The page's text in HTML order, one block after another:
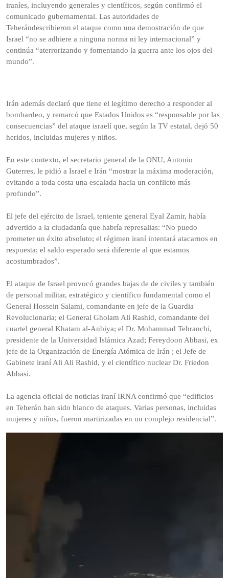
iraníes, incluyendo generales y científicos, según confirmó el
comunicado gubernamental. Las autoridades de
Teherándescribieron el ataque como una demostración de que
Israel “no se adhiere a ninguna norma ni ley internacional” y
continúa “aterrorizando y fomentando la guerra ante los ojos del
mundo”.
Irán además declaró que tiene el legítimo derecho a responder al
bombardeo, y remarcó que Estados Unidos es “responsable por las
consecuencias” del ataque israelí que, según la TV estatal, dejó 50
heridos, incluidas mujeres y niños.
En este contexto, el secretario general de la ONU, Antonio
Guterres, le pidió a Israel e Irán “mostrar la máxima moderación,
evitando a toda costa una escalada hacia un conflicto más
profundo”.
El jefe del ejército de Israel, teniente general Eyal Zamir, había
advertido a la ciudadanía que habría represalias: “No puedo
prometer un éxito absoluto; el régimen iraní intentará atacarnos en
respuesta; el saldo esperado será diferente al que estamos
acostumbrados”.
El ataque de Israel provocó grandes bajas de de civiles y también
de personal militar, estratégico y científico fundamental como el
General Hossein Salami, comandante en jefe de la Guardia
Revolucionaria; el General Gholam Ali Rashid, comandante del
cuartel general Khatam al-Anbiya; el Dr. Mohammad Tehranchi,
presidente de la Universidad Islámica Azad; Fereydoon Abbasi, ex
jefe de la Organización de Energía Atómica de Irán ; el Jefe de
Gabinete iraní Ali Ali Rashid, y el científico nuclear Dr. Friedon
Abbasi.
La agencia oficial de noticias iraní IRNA confirmó que “edificios
en Teherán han sido blanco de ataques. Varias personas, incluidas
mujeres y niños, fueron martirizadas en un complejo residencial”.